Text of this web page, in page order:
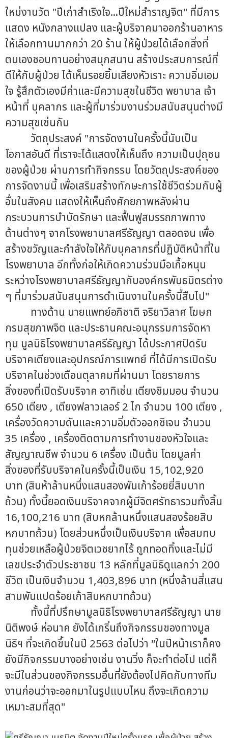
ใหม่งานวัด "ปีเก่าสำเริงใจ...ปีใหม่สำราญจิต" ที่มีการ
แสดง หนังกลางแปลง และผู้บริจาคมาออกร้านอาหาร
ให้เลือกทานมากกว่า 20 ร้าน ให้ผู้ป่วยได้เลือกสิ่งที่
ตนเองชอบทานอย่างสนุกสนาน สร้างประสบการณ์ที่
ดีให้กับผู้ป่วย ได้เห็นรอยยิ้มเสียงหัวเราะ ความอิ่มเอม
ใจ รู้สึกตัวเองมีค่าและมีความสุขในชีวิต พยาบาล เจ้า
หน้าที่ บุคลากร และผู้ที่มาร่วมงานร่วมสนับสนุนต่างมี
ความสุขเช่นกัน
วัตถุประสงค์ "การจัดงานในครั้งนี้นับเป็น
โอกาสอันดี ที่เราจะได้แสดงให้เห็นถึง ความเป็นปุถุชน
ของผู้ป่วย ผ่านการทำกิจกรรม โดยวัตถุประสงค์ของ
การจัดงานนี้ เพื่อเสริมสร้างทักษะการใช้ชีวิตร่วมกับผู้
อื่นในสังคม แสดงให้เห็นถึงศักยภาพหลังผ่าน
กระบวนการบำบัดรักษา และฟื้นฟูสมรรถภาพทาง
ด้านต่างๆ จากโรงพยาบาลศรีธัญญา ตลอดจน เพื่อ
สร้างขวัญและกำลังใจให้กับบุคลากรที่ปฏิบัติหน้าที่ใน
โรงพยาบาล อีกทั้งก่อให้เกิดความร่วมมือเกื้อหนุน
ระหว่างโรงพยาบาลศรีธัญญากับองค์กรพันธมิตรต่าง
ๆ ที่มาร่วมสนับสนุนการดำเนินงานในครั้งนี้สืบไป"
ทางด้าน นายแพทย์อภิชาติ จริยาวิลาศ โฆษก
กรมสุขภาพจิต และประธานคณะอนุกรรมการจัดหา
ทุน มูลนิธิโรงพยาบาลศรีธัญญา ได้ประกาศปิดรับ
บริจาคเตียงและอุปกรณ์การแพทย์ ที่ได้มีการเปิดรับ
บริจาคในช่วงเดือนตุลาคมที่ผ่านมา โดยรายการ
สิ่งของที่เปิดรับบริจาค อาทิเช่น เตียงซิมมอน จำนวน
650 เตียง , เตียงฟลาวเลอร์ 2 ไก จำนวน 100 เตียง ,
เครื่องวัดความดันและความอิ่มตัวออกซิเจน จำนวน
35 เครื่อง , เครื่องติดตามการทำงานของหัวใจและ
สัญญาณชีพ จำนวน 6 เครื่อง เป็นต้น โดยมูลค่า
สิ่งของที่รับบริจาคในครั้งนี้เป็นเงิน 15,102,920
บาท (สิบห้าล้านหนึ่งแสนสองพันเก้าร้อยยี่สิบบาท
ถ้วน) ทั้งนี้ยอดเงินบริจาคจากผู้มีจิตศรัทธารวมทั้งสิ้น
16,100,216 บาท (สิบหกล้านหนึ่งแสนสองร้อยสิบ
หกบาทถ้วน) โดยส่วนหนึ่งเป็นเงินบริจาค เพื่อสมทบ
ทุนช่วยเหลือผู้ป่วยจิตเวชยากไร้ ถูกทอดทิ้งและไม่มี
เลขประจำตัวประชาชน 13 หลักที่มูลนิธิดูแลกว่า 200
ชีวิต เป็นเงินจำนวน 1,403,896 บาท (หนึ่งล้านสี่แสน
สามพันแปดร้อยเก้าสิบหกบาทถ้วน)
ทั้งนี้ที่ปรึกษามูลนิธิโรงพยาบาลศรีธัญญา นาย
นิติพงษ์ ห่อนาค ยังได้เกริ่นถึงกิจกรรมของทางมูล
นิธิฯ ที่จะเกิดขึ้นในปี 2563 ต่อไปว่า "ในปีหน้าเราก็คง
ยังมีกิจกรรมบางอย่างเช่น งานวิ่ง ก็จะทำต่อไป แต่ก็
จะมีในส่วนของกิจกรรมอื่นที่ยังต้องไปคิดกับทางทีม
งานก่อนว่าจะออกมาในรูปแบบไหน ถึงจะเกิดความ
เหมาะสมที่สุด"